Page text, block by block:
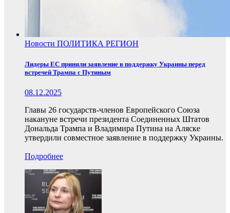
Новости ПОЛИТИКА РЕГИОН
Лидеры ЕС приняли заявление в поддержку Украины перед
встречей Трампа с Путиным
08.12.2025
Главы 26 государств-членов Европейского Союза
накануне встречи президента Соединенных Штатов
Дональда Трампа и Владимира Путина на Аляске
утвердили совместное заявление в поддержку Украины.
Подробнее